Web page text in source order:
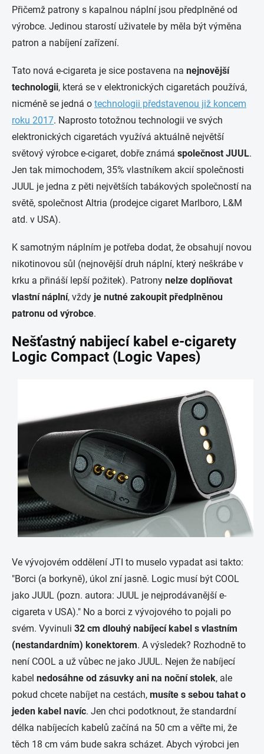
Přičemž patrony s kapalnou náplní jsou předplněné od
výrobce. Jedinou starostí uživatele by měla být výměna
patron a nabíjení zařízení.
Tato nová e-cigareta je sice postavena na nejnovější
technologii, která se v elektronických cigaretách používá,
nicméně se jedná o technologii představenou již koncem
roku 2017. Naprosto totožnou technologii ve svých
elektronických cigaretách využívá aktuálně největší
světový výrobce e-cigaret, dobře známá společnost JUUL.
Jen tak mimochodem, 35% vlastníkem akcií společnosti
JUUL je jedna z pěti největších tabákových společností na
světě, společnost Altria (prodejce cigaret Marlboro, L&M
atd. v USA).
K samotným náplním je potřeba dodat, že obsahují novou
nikotinovou sůl (nejnovější druh náplní, který neškrábe v
krku a přináší lepší požitek). Patrony nelze doplňovat
vlastní náplní, vždy je nutné zakoupit předplněnou
patronu od výrobce.
Nešťastný nabijecí kabel e-cigarety
Logic Compact (Logic Vapes)
Ve vývojovém oddělení JTI to muselo vypadat asi takto:
"Borci (a borkyně), úkol zní jasně. Logic musí být COOL
jako JUUL (pozn. autora: JUUL je nejprodávanější e-
cigareta v USA)." No a borci z vývojového to pojali po
svém. Vyvinuli 32 cm dlouhý nabíjecí kabel s vlastním
(nestandardním) konektorem. A výsledek? Rozhodně to
není COOL a už vůbec ne jako JUUL. Nejen že nabíjecí
kabel nedosáhne od zásuvky ani na noční stolek, ale
pokud chcete nabíjet na cestách, musíte s sebou tahat o
jeden kabel navíc. Jen chci podotknout, že standardní
délka nabíjecích kabelů začíná na 50 cm a věřte mi, že
těch 18 cm vám bude sakra scházet. Abych výrobci jen